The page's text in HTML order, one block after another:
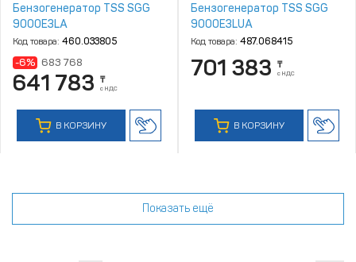
Бензогенератор TSS SGG
9000E3LA
Код товара: 460.033805
-6% 683 768
641 783 ₸
с НДС
В КОРЗИНУ
Бензогенератор TSS SGG
9000E3LUA
Код товара: 487.068415
701 383 ₸
с НДС
В КОРЗИНУ
Показать ещё